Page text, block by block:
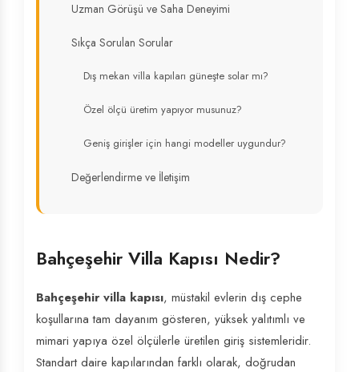
Uzman Görüşü ve Saha Deneyimi
Sıkça Sorulan Sorular
Dış mekan villa kapıları güneşte solar mı?
Özel ölçü üretim yapıyor musunuz?
Geniş girişler için hangi modeller uygundur?
Değerlendirme ve İletişim
Bahçeşehir Villa Kapısı Nedir?
Bahçeşehir villa kapısı, müstakil evlerin dış cephe
koşullarına tam dayanım gösteren, yüksek yalıtımlı ve
mimari yapıya özel ölçülerle üretilen giriş sistemleridir.
Standart daire kapılarından farklı olarak, doğrudan